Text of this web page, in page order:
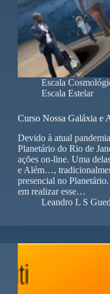
Escala
Escala Estelar
Curso Nossa Galáxia e
Devido à atual
Planetário do Rio de
ações on-line. Uma
e Além…,
presencial no
em realizar esse…
Leandro L S